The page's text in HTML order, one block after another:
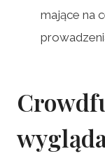
mające na